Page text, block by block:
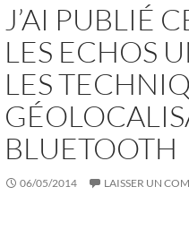
J’AI PUBLIÉ
LES ECHOS
LES
BLUETOOTH
06/05/2014 LAISSER UN